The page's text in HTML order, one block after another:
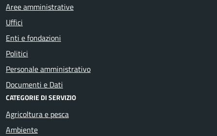
Aree amministrative
Uffici
Enti e fondazioni
Politici
Personale amministrativo
Documenti e Dati
CATEGORIE DI SERVIZIO
Agricoltura e pesca
Ambiente